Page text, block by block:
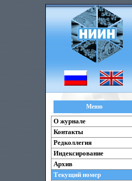
Меню
О журнале
Контакты
Редколлегия
Индексирование
Архив
Текущий номер